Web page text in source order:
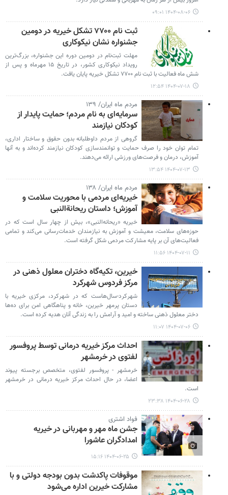
۱۴۰۴-۰۸-۰۶ ۰۹:۰۱
ثبت نام ۷۷۰۰ تشکل خیریه در دومین
جشنواره نشان نیکوکاری
مهلت ثبت‌نام در دومین دوره این جشنواره، بزرگ‌ترین
رویداد نیکوکاری کشور، در تاریخ ۱۵ مهرماه و پس از
شش ماه فعالیت با ثبت نام ۷۷۰۰ تشکل خیریه پایان یافت.
۱۴۰۴-۰۷-۱۸ ۱۲:۵۴
مردم ماه ایران/ ۱۳۹
سرمایه‌ای به نام مردم؛ حمایت پایدار از
کودکان نیازمند
گروهی از مردم داوطلبانه بدون حقوق و ساختار اداری،
تمام توان خود را صرف حمایت و توانمندسازی کودکان نیازمند کرده‌اند و به آنها
آموزش، درمان و فرصت‌های ورزشی ارائه می‌دهند.
۱۴۰۴-۰۷-۱۳ ۱۳:۵۴
مردم ماه ایران/ ۱۳۸
خیریه‌ای مردمی با محوریت سلامت و
آموزش؛ داستان ریحانة‌النبی
خیریه «ریحانه‌النبی»، بیش از چهار سال است که در
حوزه‌های سلامت، معیشت و آموزش به نیازمندان خدمات‌رسانی می‌کند و تمامی
فعالیت‌های آن بر پایه مشارکت مردمی شکل گرفته است.
۱۴۰۴-۰۷-۱۱ ۱۱:۵۶
خیرین، تکیه‌گاه دختران معلول ذهنی در
مرکز فردوس شهرکرد
شهرکرد-سال‌هاست که در شهرکرد، مرکزی خیریه با
دستان پرمهر خیرین، خانه و پناهگاهی امن برای ده‌ها
دختر معلول ذهنی ساخته و امید و آرامش را به زندگی آنان هدیه کرده است.
۱۴۰۴-۰۷-۰۶ ۱۱:۰۷
احداث مرکز خیریه درمانی توسط پروفسور
لفتوی در خرمشهر
خرمشهر - پروفسور لفتوی، متخصص برجسته پیوند
اعضا، در حال احداث مرکز خیریه درمانی در خرمشهر
است.
۱۴۰۴-۰۶-۲۸ ۲۳:۳۸
فواد اشتری
جشن ماه مهر و مهربانی در خیریه
امدادگران عاشورا
۱۴۰۴-۰۶-۲۵ ۱۵:۱۶
موقوفات پاکدشت بدون بودجه دولتی و با
مشارکت خیرین اداره می‌شود